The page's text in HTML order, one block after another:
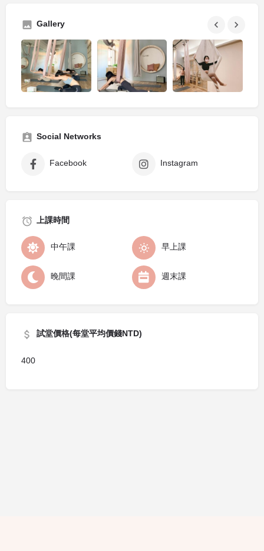
Gallery
Social Networks
Facebook Instagram
上課時間
中午課 早上課
晚間課 週末課
試堂價格(每堂平均價錢NTD)
400